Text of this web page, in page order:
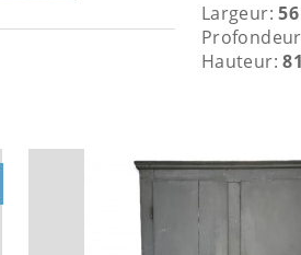
Largeur:
Hauteur: